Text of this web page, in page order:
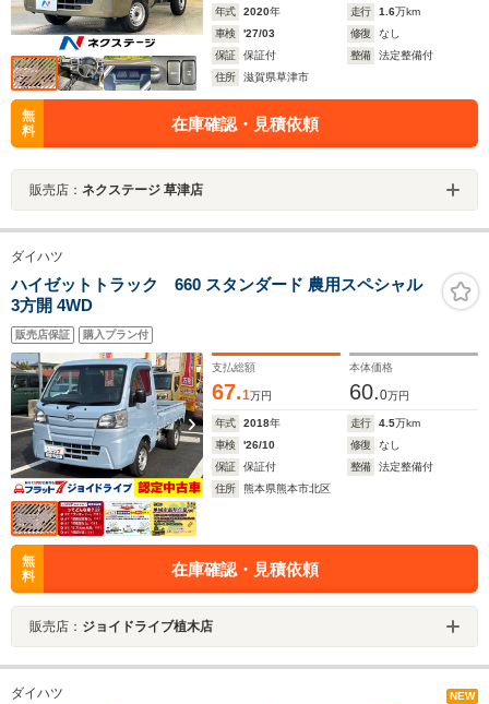
年式 2020年 走行 1.6万km
車検
'27/03 修復
なし
保証
保証付 整備
法定整備付
住所
滋賀県草津市
無
料
在庫確認・見積依頼
販売店： ネクステージ 草津店
ダイハツ
ハイゼットトラック 660 スタンダード 農用スペシャル
3方開 4WD
販売店保証 購入プラン付
支払総額
67.1万円
本体価格
60.0万円
年式 2018年 走行 4.5万km
車検
'26/10 修復
なし
保証
保証付 整備
法定整備付
住所
熊本県熊本市北区
無
料
在庫確認・見積依頼
販売店： ジョイドライブ植木店
ダイハツ NEW